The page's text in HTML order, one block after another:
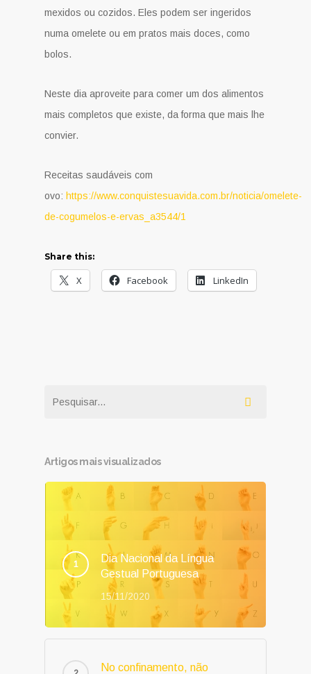
mexidos ou cozidos. Eles podem ser ingeridos
numa omelete ou em pratos mais doces, como
bolos.
Neste dia aproveite para comer um dos alimentos
mais completos que existe, da forma que mais lhe
convier.
Receitas saudáveis com
ovo: https://www.conquistesuavida.com.br/noticia/omelete-
de-cogumelos-e-ervas_a3544/1
Share this:
X Facebook LinkedIn
Artigos mais visualizados
Dia Nacional da Língua
Gestual Portuguesa
15/11/2020
No confinamento, não